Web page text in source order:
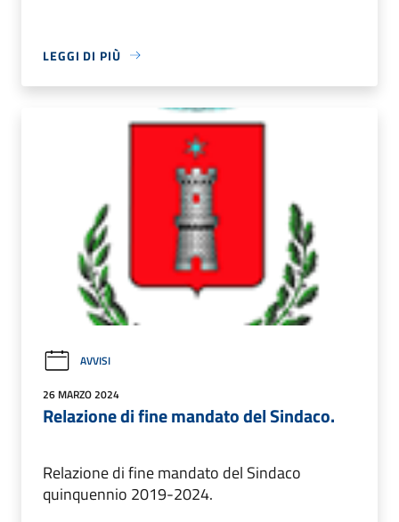
LEGGI DI PIÙ
AVVISI
26 MARZO 2024
Relazione di fine mandato del Sindaco.
Relazione di fine mandato del Sindaco
quinquennio 2019-2024.